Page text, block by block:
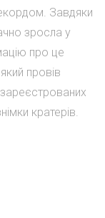
Завдяки
зросла у
про це
провів
кратерів.